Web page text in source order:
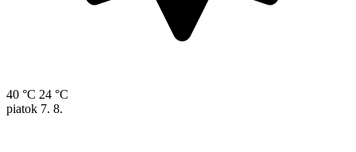
40 °C 24 °C
piatok 7. 8.